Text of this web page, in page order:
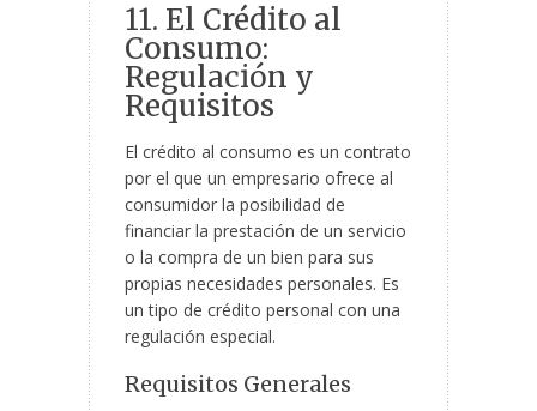
11. El Crédito al
Consumo:
Regulación y
Requisitos
El crédito al consumo es un contrato
por el que un empresario ofrece al
consumidor la posibilidad de
financiar la prestación de un servicio
o la compra de un bien para sus
propias necesidades personales. Es
un tipo de crédito personal con una
regulación especial.
Requisitos Generales